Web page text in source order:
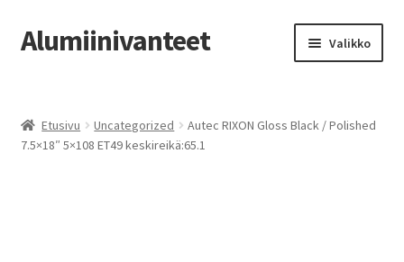
Siirry
navigointiin
Siirry
sisältöön
Alumiinivanteet Valikko
Kauppa
Etusivu Uncategorized
Autec RIXON Gloss Black / Polished
7.5×18″ 5×108 ET49 keskireikä:65.1